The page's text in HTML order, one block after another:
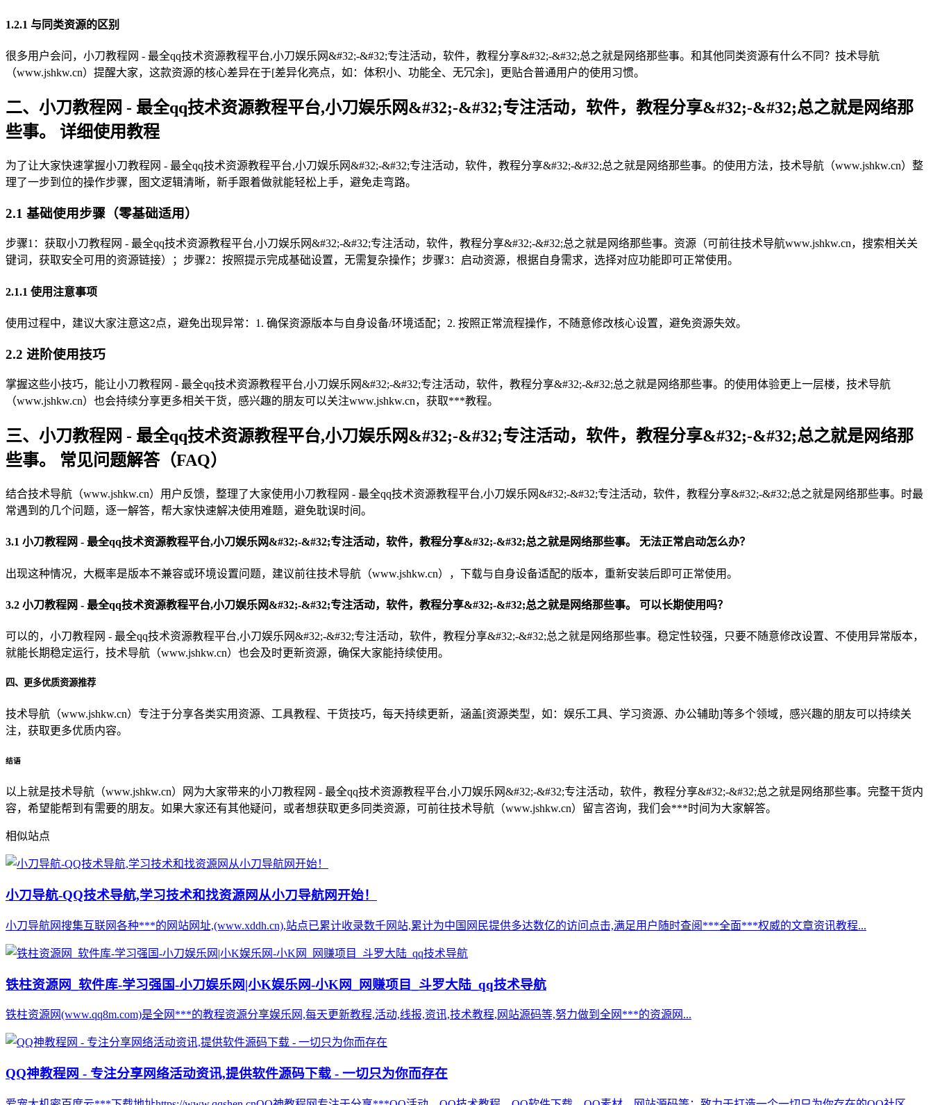
1.2.1 与同类资源的区别
很多用户会问，小刀教程网 - 最全qq技术资源教程平台,小刀娱乐网&#32;-&#32;专注活动，软件，教程分享&#32;-&#32;总之就是网络那些事。和其他同类资源有什么不同？技术导航
（www.jshkw.cn）提醒大家，这款资源的核心差异在于[差异化亮点，如：体积小、功能全、无冗余]，更贴合普通用户的使用习惯。
二、小刀教程网 - 最全qq技术资源教程平台,小刀娱乐网&#32;-&#32;专注活动，软件，教程分享&#32;-&#32;总之就是网络那
些事。 详细使用教程
为了让大家快速掌握小刀教程网 - 最全qq技术资源教程平台,小刀娱乐网&#32;-&#32;专注活动，软件，教程分享&#32;-&#32;总之就是网络那些事。的使用方法，技术导航（www.jshkw.cn）整
理了一步到位的操作步骤，图文逻辑清晰，新手跟着做就能轻松上手，避免走弯路。
2.1 基础使用步骤（零基础适用）
步骤1：获取小刀教程网 - 最全qq技术资源教程平台,小刀娱乐网&#32;-&#32;专注活动，软件，教程分享&#32;-&#32;总之就是网络那些事。资源（可前往技术导航www.jshkw.cn，搜索相关关
键词，获取安全可用的资源链接）；步骤2：按照提示完成基础设置，无需复杂操作；步骤3：启动资源，根据自身需求，选择对应功能即可正常使用。
2.1.1 使用注意事项
使用过程中，建议大家注意这2点，避免出现异常：1. 确保资源版本与自身设备/环境适配；2. 按照正常流程操作，不随意修改核心设置，避免资源失效。
2.2 进阶使用技巧
掌握这些小技巧，能让小刀教程网 - 最全qq技术资源教程平台,小刀娱乐网&#32;-&#32;专注活动，软件，教程分享&#32;-&#32;总之就是网络那些事。的使用体验更上一层楼，技术导航
（www.jshkw.cn）也会持续分享更多相关干货，感兴趣的朋友可以关注www.jshkw.cn，获取***教程。
三、小刀教程网 - 最全qq技术资源教程平台,小刀娱乐网&#32;-&#32;专注活动，软件，教程分享&#32;-&#32;总之就是网络那
些事。 常见问题解答（FAQ）
结合技术导航（www.jshkw.cn）用户反馈，整理了大家使用小刀教程网 - 最全qq技术资源教程平台,小刀娱乐网&#32;-&#32;专注活动，软件，教程分享&#32;-&#32;总之就是网络那些事。时最
常遇到的几个问题，逐一解答，帮大家快速解决使用难题，避免耽误时间。
3.1 小刀教程网 - 最全qq技术资源教程平台,小刀娱乐网&#32;-&#32;专注活动，软件，教程分享&#32;-&#32;总之就是网络那些事。 无法正常启动怎么办？
出现这种情况，大概率是版本不兼容或环境设置问题，建议前往技术导航（www.jshkw.cn），下载与自身设备适配的版本，重新安装后即可正常使用。
3.2 小刀教程网 - 最全qq技术资源教程平台,小刀娱乐网&#32;-&#32;专注活动，软件，教程分享&#32;-&#32;总之就是网络那些事。 可以长期使用吗？
可以的，小刀教程网 - 最全qq技术资源教程平台,小刀娱乐网&#32;-&#32;专注活动，软件，教程分享&#32;-&#32;总之就是网络那些事。稳定性较强，只要不随意修改设置、不使用异常版本，
就能长期稳定运行，技术导航（www.jshkw.cn）也会及时更新资源，确保大家能持续使用。
四、更多优质资源推荐
技术导航（www.jshkw.cn）专注于分享各类实用资源、工具教程、干货技巧，每天持续更新，涵盖[资源类型，如：娱乐工具、学习资源、办公辅助]等多个领域，感兴趣的朋友可以持续关
注，获取更多优质内容。
结语
以上就是技术导航（www.jshkw.cn）网为大家带来的小刀教程网 - 最全qq技术资源教程平台,小刀娱乐网&#32;-&#32;专注活动，软件，教程分享&#32;-&#32;总之就是网络那些事。完整干货内
容，希望能帮到有需要的朋友。如果大家还有其他疑问，或者想获取更多同类资源，可前往技术导航（www.jshkw.cn）留言咨询，我们会***时间为大家解答。
相似站点
小刀导航-QQ技术导航,学习技术和找资源网从小刀导航网开始！
小刀导航网搜集互联网各种***的网站网址,(www.xddh.cn),站点已累计收录数千网站,累计为中国网民提供多达数亿的访问点击,满足用户随时查阅***全面***权威的文章资讯教程...
铁柱资源网_软件库-学习强国-小刀娱乐网|小K娱乐网-小K网_网赚项目_斗罗大陆_qq技术导航
铁柱资源网(www.qq8m.com)是全网***的教程资源分享娱乐网,每天更新教程,活动,线报,资讯,技术教程,网站源码等,努力做到全网***的资源网...
QQ神教程网 - 专注分享网络活动资讯,提供软件源码下载 - 一切只为你而存在